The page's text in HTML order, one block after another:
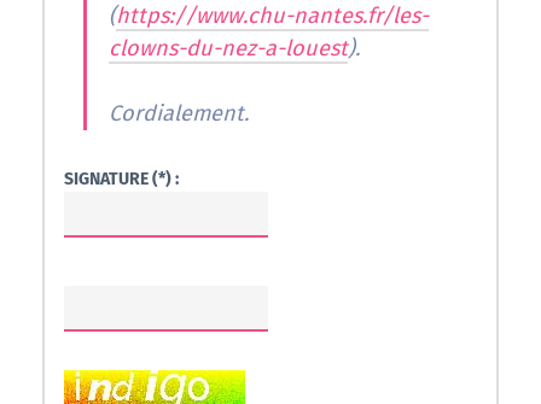
(https://www.chu-nantes.fr/les-
clowns-du-nez-a-louest).
Cordialement.
SIGNATURE (*) :